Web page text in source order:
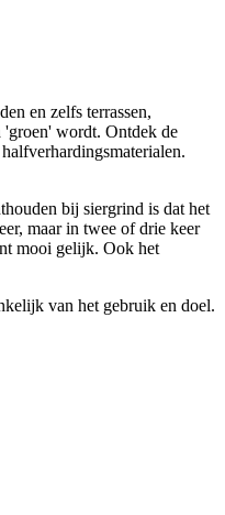
en zelfs terrassen,
'groen' wordt. Ontdek de
bij siergrind is dat het
maar in twee of drie keer
mooi gelijk. Ook het
van het gebruik en doel.